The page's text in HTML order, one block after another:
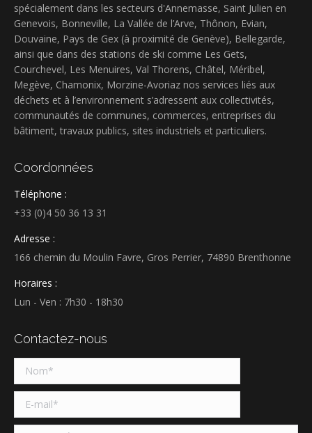
spécialement dans les secteurs d'Annemasse, Saint Julien en
Genevois, Bonneville, La Vallée de l’Arve, Thônon, Evian,
Douvaine, Pays de Gex (à proximité de Genève), Bellegarde,
ainsi que dans des stations de ski comme Les Gets,
Courchevel, Les Menuires, Val Thorens, Châtel, Méribel,
Megève, Chamonix, Morzine-Avoriaz nos services liés aux
déchets et à l’environnement s’adressent aux collectivités,
communautés de communes, commerces, entreprises du
bâtiment, travaux publics, sites industriels et particuliers.
Coordonnées
Téléphone :
+33 (0)4 50 36 13 31
Adresse :
166 chemin du Moulin Favre, Gros Perrier, 74890 Brenthonne
Horaires :
Lun - Ven : 7h30 - 18h30
Contactez-nous